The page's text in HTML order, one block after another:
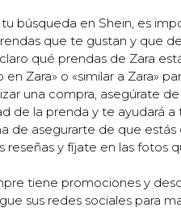
búsqueda en Shein, es
que te gustan y que
qué prendas de Zara
Zara» o «similar a Zara»
una compra, asegúrate
de la prenda y te ayudará
de asegurarte de que
y fíjate en las fotos
tiene promociones y
sus redes sociales para